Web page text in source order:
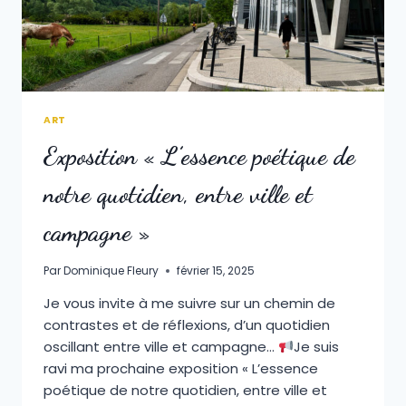
ART
Exposition « L’essence poétique de
notre quotidien, entre ville et
campagne »
ParDominique Fleury février 15, 2025
Je vous invite à me suivre sur un chemin de
contrastes et de réflexions, d’un quotidien
oscillant entre ville et campagne…
Je suis
ravi ma prochaine exposition « L’essence
poétique de notre quotidien, entre ville et